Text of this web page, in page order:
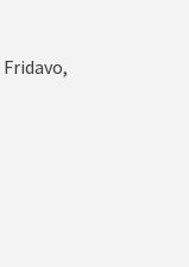
Fridavo,